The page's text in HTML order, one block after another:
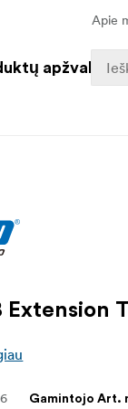
Apie
apžvalga
Extension
Gamintojo Art.